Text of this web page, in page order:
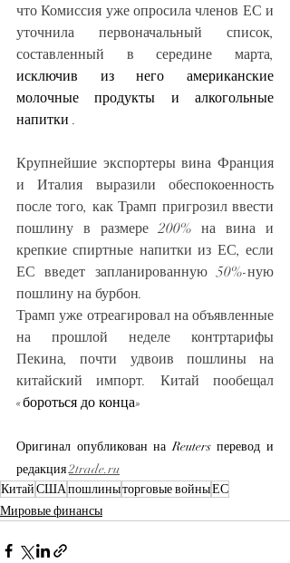
что Комиссия уже опросила членов ЕС и
уточнила первоначальный список,
исключив из него американские
молочные продукты и алкогольные
напитки .
Крупнейшие экспортеры вина Франция
и Италия выразили обеспокоенность
после того, как Трамп пригрозил ввести
пошлину в размере 200% на вина и
крепкие спиртные напитки из ЕС, если
ЕС введет запланированную 50%-ную
пошлину на бурбон.
Трамп уже отреагировал на объявленные
на прошлой неделе контртарифы
Пекина, почти удвоив пошлины на
китайский импорт. Китай пообещал
«бороться до конца»
Оригинал опубликован на Reuters перевод и
редакция 2trade.ru
КитайСШАпошлиныторговые войныЕС
Мировые финансы